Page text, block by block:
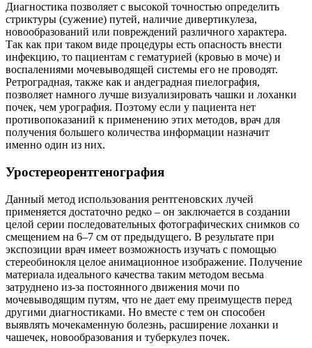
Диагностика позволяет с высокой точностью определить
стриктуры (сужение) путей, наличие дивертикулеза,
новообразований или повреждений различного характера.
Так как при таком виде процедуры есть опасность внести
инфекцию, то пациентам с гематурией (кровью в моче) и
воспалениями мочевыводящей системы его не проводят.
Ретроградная, также как и андеградная пиелография,
позволяет намного лучше визуализировать чашки и лоханки
почек, чем урография. Поэтому если у пациента нет
противопоказаний к применению этих методов, врач для
получения большего количества информации назначит
именно один из них.
Уростереорентгенография
Данный метод использования рентгеновских лучей
применяется достаточно редко – он заключается в создании
целой серии последовательных фотографических снимков со
смещением на 6–7 см от предыдущего. В результате при
экспозиции врач имеет возможность изучать с помощью
стереобинокля целое анимационное изображение. Получение
материала идеального качества таким методом весьма
затруднено из-за постоянного движения мочи по
мочевыводящим путям, что не дает ему преимуществ перед
другими диагностиками. Но вместе с тем он способен
выявлять мочекаменную болезнь, расширение лоханки и
чашечек, новообразования и туберкулез почек.